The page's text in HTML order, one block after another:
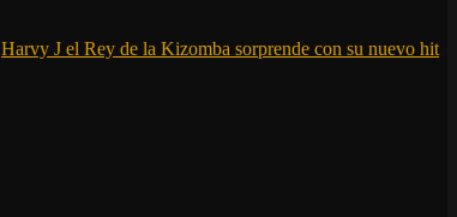
Harvy J el Rey de la Kizomba sorprende con su nuevo hit